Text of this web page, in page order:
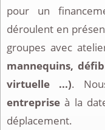
pour un
déroulent en
groupes avec
mannequins,
virtuelle ...).
entreprise à la
déplacement.